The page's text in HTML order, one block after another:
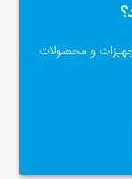
و محصولات